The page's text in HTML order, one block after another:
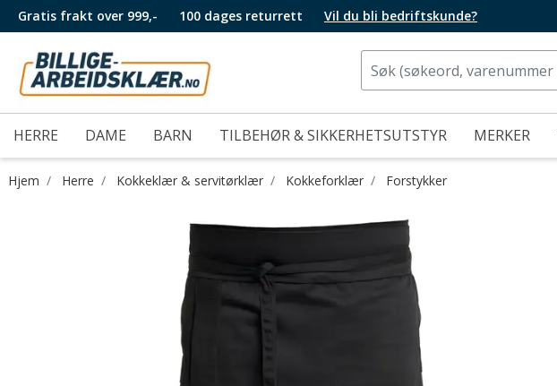
Gratis frakt over 999,- 100 dages returrett Vil du bli bedriftskunde?
HERRE DAME BARN TILBEHØR & SIKKERHETSUTSTYR MERKER
Hjem Herre Kokkeklær & servitørklær Kokkeforklær Forstykker